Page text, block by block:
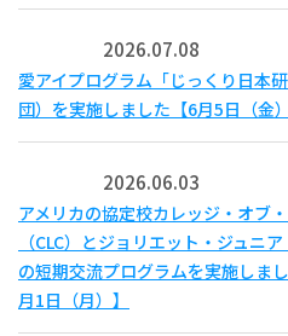
2026.07.08
愛アイプログラム「じっくり日本
団）を実施しました【6月5日（金
2026.06.03
アメリカの協定校カレッジ・オブ
（CLC）とジョリエット・ジュニ
の短期交流プログラムを実施しま
月1日（月）】